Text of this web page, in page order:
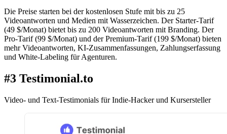
Die Preise starten bei der kostenlosen Stufe mit bis zu 25
Videoantworten und Medien mit Wasserzeichen. Der Starter-Tarif
(49 $/Monat) bietet bis zu 200 Videoantworten mit Branding. Der
Pro-Tarif (99 $/Monat) und der Premium-Tarif (199 $/Monat) bieten
mehr Videoantworten, KI-Zusammenfassungen, Zahlungserfassung
und White-Labeling für Agenturen.
#3 Testimonial.to
Video- und Text-Testimonials für Indie-Hacker und Kursersteller